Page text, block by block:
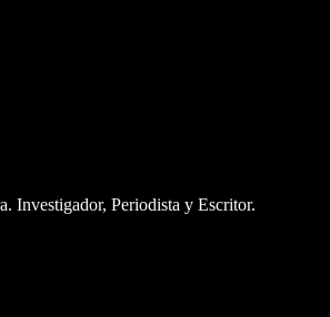
Investigador, Periodista y Escritor.